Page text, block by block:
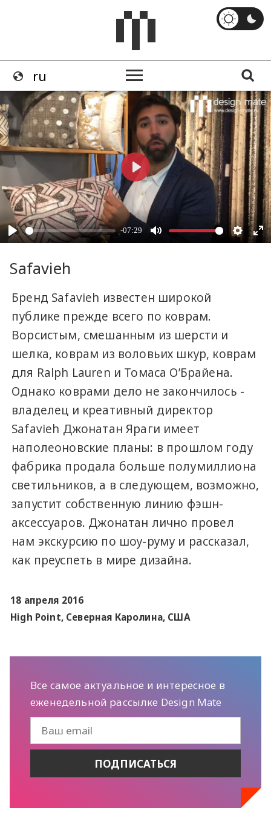
Safavieh
Бренд Safavieh известен широкой
публике прежде всего по коврам.
Ворсистым, смешанным из шерсти и
шелка, коврам из воловьих шкур, коврам
для Ralph Lauren и Томаса О’Брайена.
Однако коврами дело не закончилось -
владелец и креативный директор
Safavieh Джонатан Яраги имеет
наполеоновские планы: в прошлом году
фабрика продала больше полумиллиона
светильников, а в следующем, возможно,
запустит собственную линию фэшн-
аксессуаров. Джонатан лично провел
нам экскурсию по шоу-руму и рассказал,
как преуспеть в мире дизайна.
18 апреля 2016
High Point, Северная Каролина, США
Все самое актуальное и интересное в
еженедельной рассылке Design Mate